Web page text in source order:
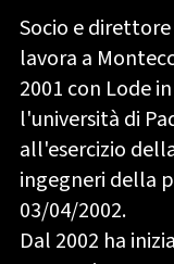
Socio e
lavora a
2001 con Lode
l'università di
all'esercizio
ingegneri della
03/04/2002.
Dal 2002 ha